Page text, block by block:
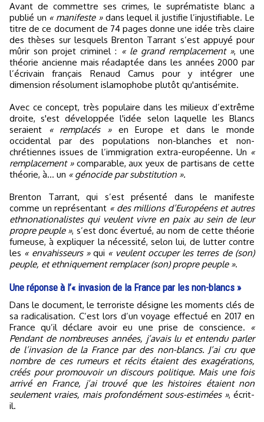
Avant de commettre ses crimes, le suprématiste blanc a
publié un « manifeste »dans lequel il justifie l’injustifiable. Le
titre de ce document de 74 pages donne une idée très claire
des thèses sur lesquels Brenton Tarrant s’est appuyé pour
mûrir son projet criminel : « le grand remplacement », une
théorie ancienne mais réadaptée dans les années 2000 par
l’écrivain français Renaud Camus pour y intégrer une
dimension résolument islamophobe plutôt qu'antisémite.
Avec ce concept, très populaire dans les milieux d’extrême
droite, s'est développée l'idée selon laquelle les Blancs
seraient
« remplacés »en Europe et dans le monde
occidental par des populations non-blanches et non-
chrétiennes issues de l’immigration extra-européenne. Un «
remplacement »comparable, aux yeux de partisans de cette
théorie, à… un « génocide par substitution ».
Brenton Tarrant, qui s’est présenté dans le manifeste
comme un représentant « des millions d’Européens et autres
ethnonationalistes qui veulent vivre en paix au sein de leur
propre peuple », s’est donc évertué, au nom de cette théorie
fumeuse, à expliquer la nécessité, selon lui, de lutter contre
les « envahisseurs »qui « veulent occuper les terres de (son)
peuple, et ethniquement remplacer (son) propre peuple ».
Une réponse à l’« invasion de la France par les non-blancs »
Dans le document, le terroriste désigne les moments clés de
sa radicalisation. C’est lors d’un voyage effectué en 2017 en
France qu’il déclare avoir eu une prise de conscience.
«
Pendant de nombreuses années, j’avais lu et entendu parler
de l’invasion de la France par des non-blancs. J’ai cru que
nombre de ces rumeurs et récits étaient des exagérations,
créés pour promouvoir un discours politique. Mais une fois
arrivé en France, j’ai trouvé que les histoires étaient non
seulement vraies, mais profondément sous-estimées », écrit-
il.